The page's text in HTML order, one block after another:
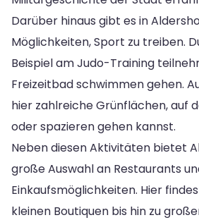
Darüber hinaus gibt es in
Möglichkeiten, Sport zu treiben.
Beispiel am Judo-Training
Freizeitbad schwimmen gehen.
hier zahlreiche Grünflächen, auf
oder spazieren gehen kannst.
Neben diesen Aktivitäten bietet
große Auswahl an Restaurants
Einkaufsmöglichkeiten. Hier
kleinen Boutiquen bis hin zu